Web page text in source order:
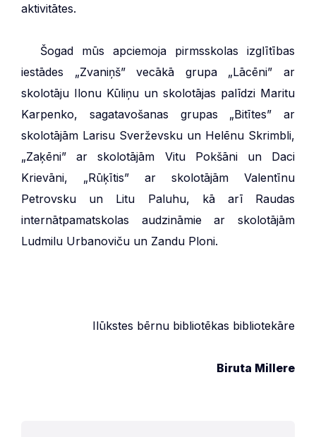
aktivitātes.
Šogad mūs apciemoja pirmsskolas izglītības
iestādes „Zvaniņš” vecākā grupa „Lācēni” ar
skolotāju Ilonu Kūliņu un skolotājas palīdzi Maritu
Karpenko, sagatavošanas grupas „Bitītes” ar
skolotājām Larisu Sverževsku un Helēnu Skrimbli,
„Zaķēni” ar skolotājām Vitu Pokšāni un Daci
Krievāni, „Rūķītis” ar skolotājām Valentīnu
Petrovsku un Litu Paluhu, kā arī Raudas
internātpamatskolas audzināmie ar skolotājām
Ludmilu Urbanoviču un Zandu Ploni.
Ilūkstes bērnu bibliotēkas bibliotekāre
Biruta Millere